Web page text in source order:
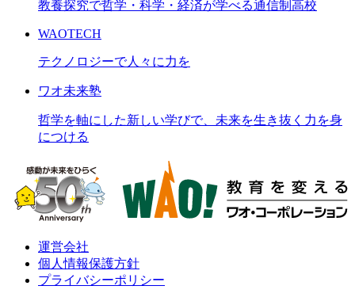
教養探究で哲学・科学・経済が学べる通信制高校
WAOTECH
テクノロジーで人々に力を
ワオ未来塾
哲学を軸にした新しい学びで、未来を生き抜く力を身
につける
運営会社
個人情報保護方針
プライバシーポリシー